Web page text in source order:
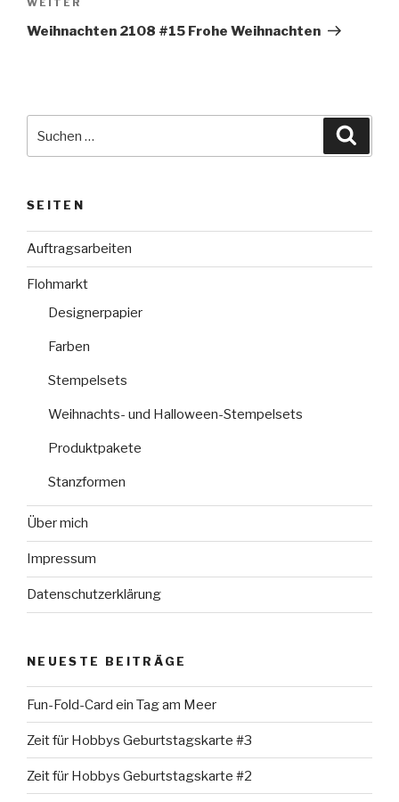
Nächster
Beitrag
Weihnachten 2108 #15 Frohe Weihnachten
nach:
SEITEN
Auftragsarbeiten
Flohmarkt
Designerpapier
Farben
Stempelsets
Weihnachts- und Halloween-Stempelsets
Produktpakete
Stanzformen
Über mich
Impressum
Datenschutzerklärung
NEUESTE BEITRÄGE
Fun-Fold-Card ein Tag am Meer
Zeit für Hobbys Geburtstagskarte #3
Zeit für Hobbys Geburtstagskarte #2